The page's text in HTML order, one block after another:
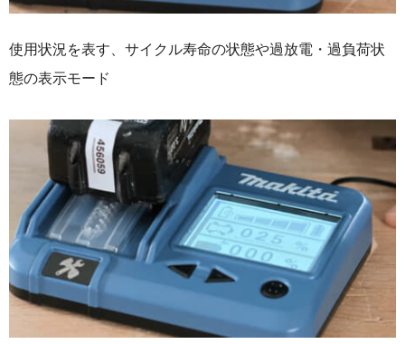
使用状況を表す、サイクル寿命の状態や過放電・過負荷状
態の表示モード